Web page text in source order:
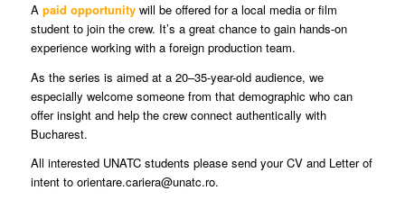
A paid opportunitywill be offered for a local media or film
student to join the crew. It’s a great chance to gain hands-on
experience working with a foreign production team.
As the series is aimed at a 20–35-year-old audience, we
especially welcome someone from that demographic who can
offer insight and help the crew connect authentically with
Bucharest.
All interested UNATC students please send your CV and Letter of
intent to orientare.cariera@unatc.ro.